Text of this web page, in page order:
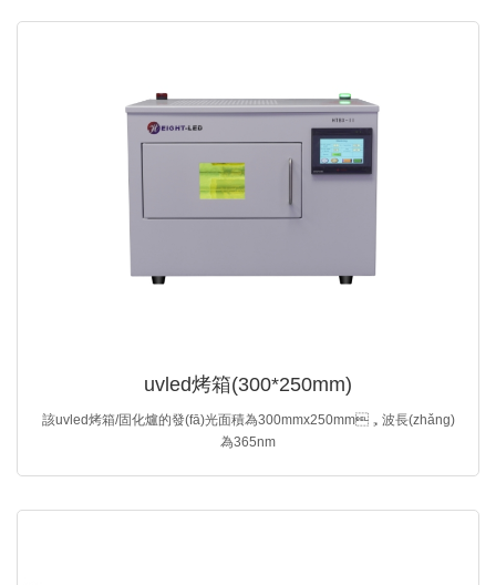
uvled烤箱(300*250mm)
該uvled烤箱/固化爐的發(fā)光面積為300mmx250mm，波長(zhǎng)
為365nm